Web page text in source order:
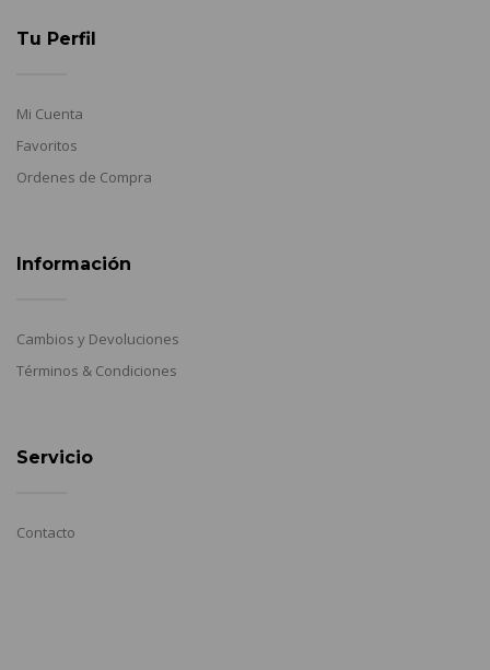
Tu Perfil
Mi Cuenta
Favoritos
Ordenes de Compra
Información
Cambios y Devoluciones
Términos & Condiciones
Servicio
Contacto